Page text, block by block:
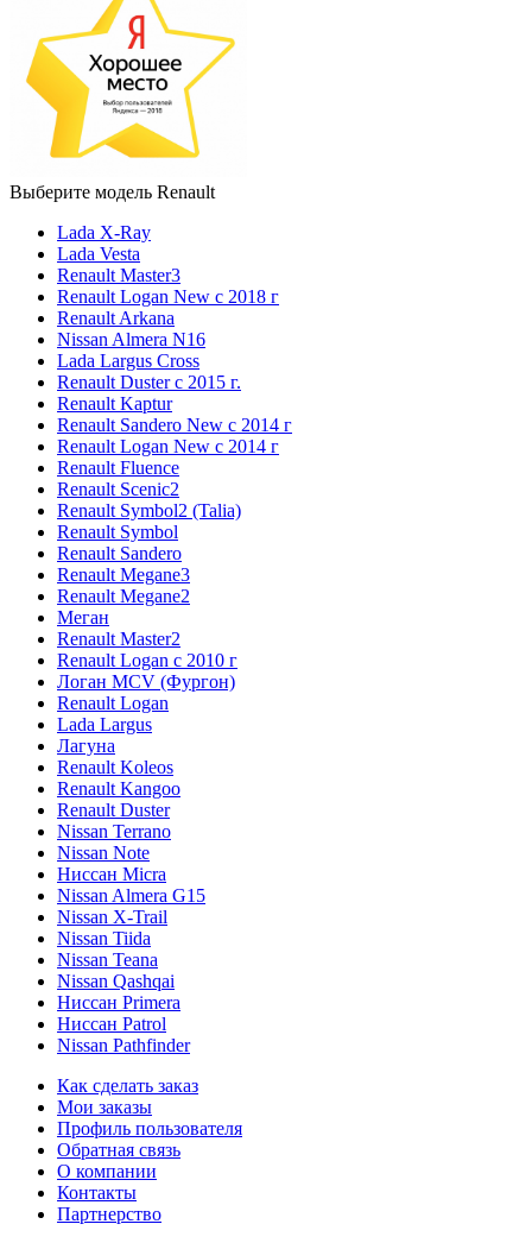
Выберите модель Renault
Lada X-Ray
Lada Vesta
Renault Master3
Renault Logan New с 2018 г
Renault Arkana
Nissan Almera N16
Lada Largus Cross
Renault Duster с 2015 г.
Renault Kaptur
Renault Sandero New с 2014 г
Renault Logan New с 2014 г
Renault Fluence
Renault Scenic2
Renault Symbol2 (Talia)
Renault Symbol
Renault Sandero
Renault Megane3
Renault Megane2
Меган
Renault Master2
Renault Logan c 2010 г
Логан МСV (Фургон)
Renault Logan
Lada Largus
Лагуна
Renault Koleos
Renault Kangoo
Renault Duster
Nissan Terrano
Nissan Note
Ниссан Micra
Nissan Almera G15
Nissan X-Trail
Nissan Tiida
Nissan Teana
Nissan Qashqai
Ниссан Primera
Ниссан Patrol
Nissan Pathfinder
Как сделать заказ
Мои заказы
Профиль пользователя
Обратная связь
О компании
Контакты
Партнерство